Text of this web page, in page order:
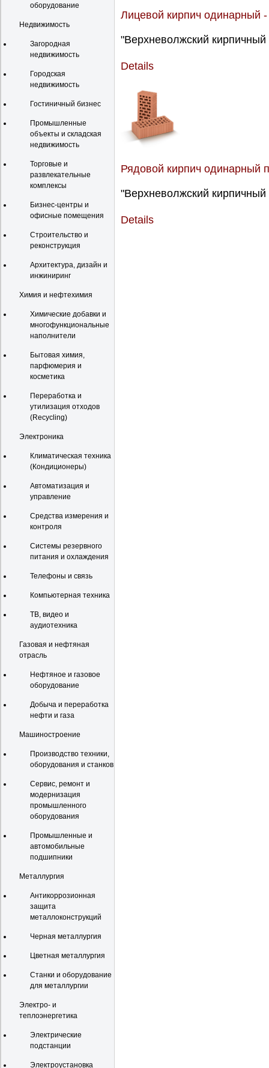
оборудование
Недвижимость
Загородная
недвижимость
Городская
недвижимость
Гостиничный бизнес
Промышленные
объекты и складская
недвижимость
Торговые и
развлекательные
комплексы
Бизнес-центры и
офисные помещения
Строительство и
реконструкция
Архитектура, дизайн и
инжиниринг
Химия и нефтехимия
Химические добавки и
многофункциональные
наполнители
Бытовая химия,
парфюмерия и
косметика
Переработка и
утилизация отходов
(Recycling)
Электроника
Климатическая техника
(Кондиционеры)
Автоматизация и
управление
Средства измерения и
контроля
Системы резервного
питания и охлаждения
Телефоны и связь
Компьютерная техника
ТВ, видео и
аудиотехника
Газовая и нефтяная
отрасль
Нефтяное и газовое
оборудование
Добыча и переработка
нефти и газа
Машиностроение
Производство техники,
оборудования и станков
Сервис, ремонт и
модернизация
промышленного
оборудования
Промышленные и
автомобильные
подшипники
Металлургия
Антикоррозионная
защита
металлоконструкций
Черная металлургия
Цветная металлургия
Станки и оборудование
для металлургии
Электро- и
теплоэнергетика
Электрические
подстанции
Электроустановка
Лицевой кирпич одинарный
"Верхневолжский кирпичный
Details
Рядовой кирпич одинарный
"Верхневолжский кирпичный
Details